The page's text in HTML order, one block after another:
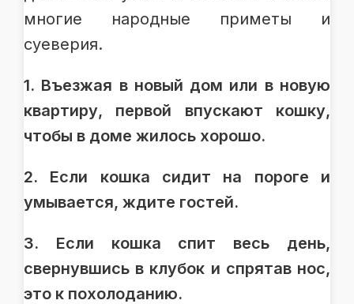
многие народные приметы и
суеверия.
1. Въезжая в новый дом или в новую
квартиру, первой впускают кошку,
чтобы в доме жилось хорошо.
2. Если кошка сидит на пороге и
умывается, ждите гостей.
3. Если кошка спит весь день,
свернувшись в клубок и спрятав нос,
это к похолоданию.